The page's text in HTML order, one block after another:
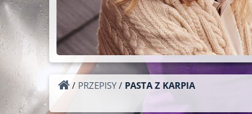
/ PRZEPISY / PASTA Z KARPIA